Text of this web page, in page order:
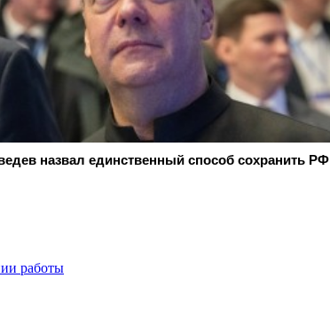
назвал единственный способ сохранить РФ
работы